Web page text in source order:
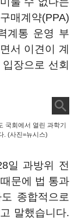
매계약(PPA)
계통 운영 부
서 이견이 계
장으로 선회
국회에서 열린 과학기
. (사진=뉴시스)
일 과방위 전
문에 법 통과
종합적으로
말했습니다.